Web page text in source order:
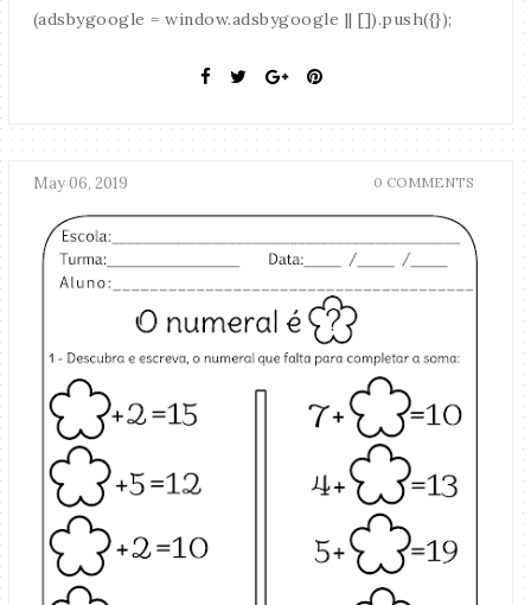
(adsbygoogle = window.adsbygoogle || []).push({});
May 06, 2019 0 COMMENTS